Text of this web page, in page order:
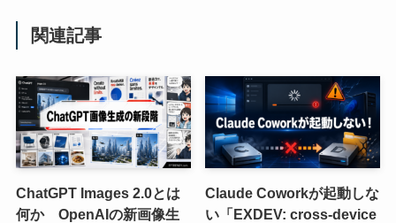
関連記事
ChatGPT Images 2.0とは
何か OpenAIの新画像生
Claude Coworkが起動しな
い「EXDEV: cross-device